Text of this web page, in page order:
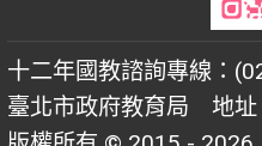
十二年國教諮詢專線：
臺北市政府教育局 地址